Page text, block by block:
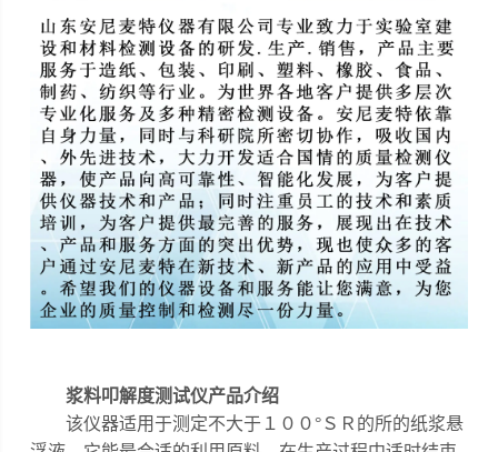
浆料叩解度测试仪产品介绍
该仪器适用于测定不大于１００ °ＳＲ的所的纸浆悬